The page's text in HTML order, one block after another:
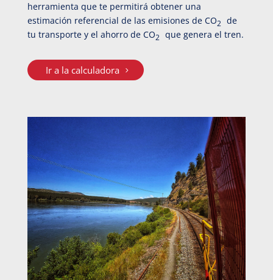
herramienta que te permitirá obtener una
estimación referencial de las emisiones de CO2
de
tu transporte y el ahorro de CO2 que genera el tren.
Ir a la calculadora